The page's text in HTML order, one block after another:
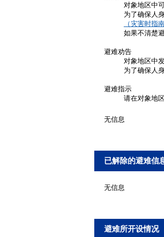
对象地区中
为了确保人
（灾害时指
如果不清楚
避难劝告
对象地区中
为了确保人
避难指示
请在对象地
无信息
已解除的避难信
无信息
避难所开设情况